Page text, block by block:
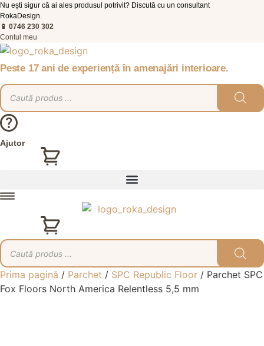
Nu ești sigur că ai ales produsul potrivit? Discută cu un consultant
RokaDesign.
📱 0746 230 302
Contul meu
Peste 17 ani de experiență în amenajări interioare.
Products
search
Ajutor
Products
search
Prima pagină / Parchet / SPC Republic Floor / Parchet SPC
Fox Floors North America Relentless 5,5 mm